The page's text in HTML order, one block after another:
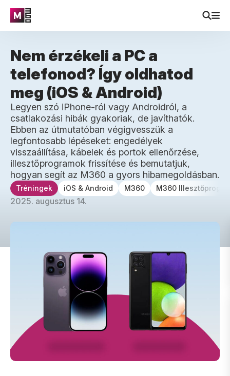
Nem érzékeli a PC a
telefonod? Így oldhatod
meg (iOS & Android)
Legyen szó iPhone-ról vagy Androidról, a
csatlakozási hibák gyakoriak, de javíthatók.
Ebben az útmutatóban végigvesszük a
legfontosabb lépéseket: engedélyek
visszaállítása, kábelek és portok ellenőrzése,
illesztőprogramok frissítése és bemutatjuk,
hogyan segít az M360 a gyors hibamegoldásban.
Tréningek iOS & Android M360 M360
2025. augusztus 14.